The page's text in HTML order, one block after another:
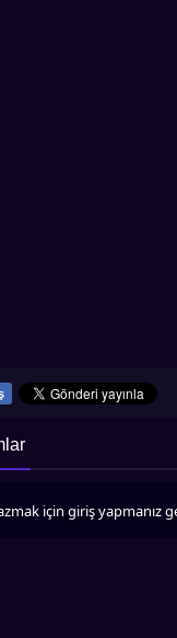
için giriş yapmanız